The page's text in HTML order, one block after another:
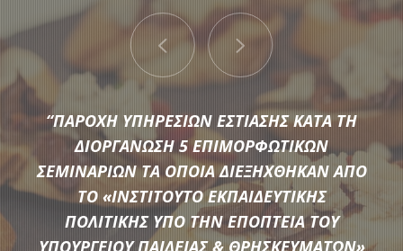
Μια μεγάλη ποικιλία από τις πιο σύγχρονες προτάσεις της
αγοράς συνθέτουν τον εξοπλισμό που διαθέτει η
“ΠΑΡΟΧΗ ΥΠΗΡΕΣΙΩΝ ΕΣΤΙΑΣΗΣ ΚΑΤΑ ΤΗ
ΔΙΟΡΓΑΝΩΣΗ 5 ΕΠΙΜΟΡΦΩΤΙΚΩΝ
ΣΕΜΙΝΑΡΙΩΝ ΤΑ ΟΠΟΙΑ ΔΙΕΞΗΧΘΗΚΑΝ ΑΠΟ
ΤΟ «ΙΝΣΤΙΤΟΥΤΟ ΕΚΠΑΙΔΕΥΤΙΚΗΣ
ΠΟΛΙΤΙΚΗΣ ΥΠΟ ΤΗΝ ΕΠΟΠΤΕΙΑ ΤΟΥ
ΥΠΟΥΡΓΕΙΟΥ ΠΑΙΔΕΙΑΣ & ΘΡΗΣΚΕΥΜΑΤΩΝ»